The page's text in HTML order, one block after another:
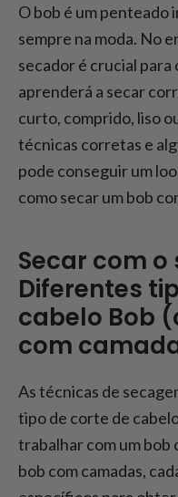
Como secar o
Como secar um
Como secar o
mais volume
Como secar um
um Bob
Conclusão:
escovinha?
O bob é um penteado
sempre na moda. No
secador é crucial
aprenderá a secar
curto, comprido, liso
técnicas corretas e
pode conseguir um
como secar um bob
Secar com
Diferentes
cabelo Bob
com
As técnicas de
tipo de corte de
trabalhar com um bob
bob com camadas,